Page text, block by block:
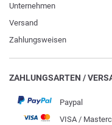
Unternehmen
Versand
Zahlungsweisen
ZAHLUNGSARTEN /
Paypal
VISA /